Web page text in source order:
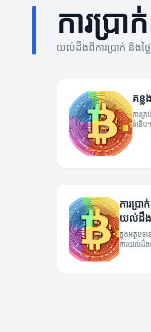
ការប្រ
យល់ដឹងពីការប្រាក់ និងថ្ល
គន្
ការគ្
ទំនើប។
ការប្រ
យល់ដឹង
ក្នុងអត្ថប
ការយល់ដឹ